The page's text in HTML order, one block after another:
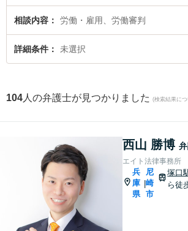
労働審判のトラブルを今すぐに弁護士に相談したい』
決の実績豊富な近くの弁護士を検索したい』『初回相
相談できる兵庫県内の弁護士に相談予約したい』など
相談内容 労働・雇用、労働審判
詳細条件 未選択
104 人の弁護士が見つかりました (検索結果に
西山 勝博
エイト法律事務所
兵
庫
県
|
尼
崎
市
塚口
ら徒